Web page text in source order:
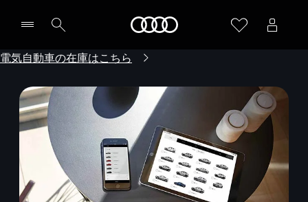
電気自動車の在庫はこちら